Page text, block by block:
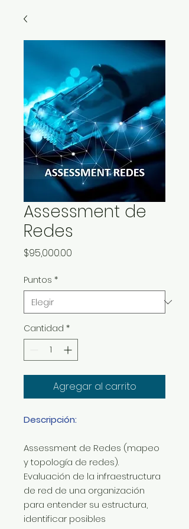
Assessment de
Redes
$95,000.00
Puntos *
Cantidad *
Agregar al carrito
Descripción:
Assessment de Redes (mapeo
y topología de redes).
Evaluación de la infraestructura
de red de una organización
para entender su estructura,
identificar posibles